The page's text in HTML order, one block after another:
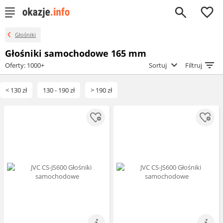
0
Głośniki
Głośniki samochodowe 165 mm
Oferty: 1000+ Sortuj Filtruj
< 130 zł 130 - 190 zł > 190 zł